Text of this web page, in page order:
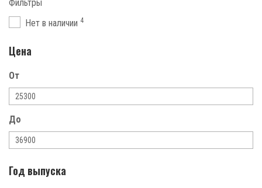
Фильтры
Нет в наличии 4
Цена
От
До
Год выпуска